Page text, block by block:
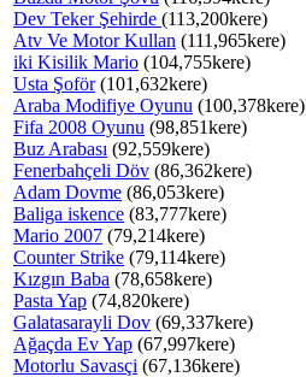
Dev Teker Şehirde (113,200kere)
Atv Ve Motor Kullan (111,965kere)
iki Kisilik Mario (104,755kere)
Usta Şoför(101,632kere)
Araba Modifiye Oyunu (100,378kere)
Fifa 2008 Oyunu (98,851kere)
Buz Arabası (92,559kere)
Fenerbahçeli Döv (86,362kere)
Adam Dovme (86,053kere)
Baliga iskence (83,777kere)
Mario 2007 (79,214kere)
Counter Strike (79,114kere)
Kızgın Baba (78,658kere)
Pasta Yap (74,820kere)
Galatasarayli Dov (69,337kere)
Ağaçda Ev Yap (67,997kere)
Motorlu Savasçi (67,136kere)